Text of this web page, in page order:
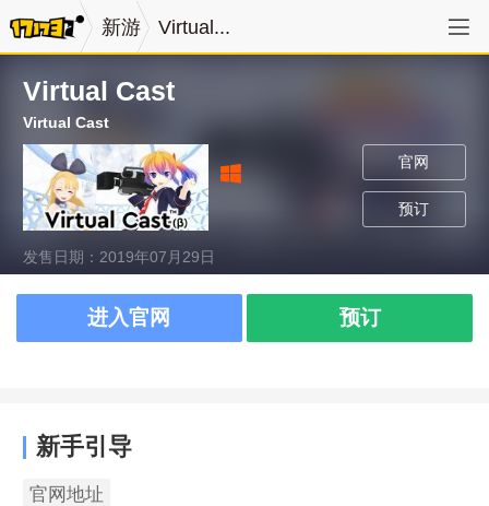
新游 Virtual...
Virtual Cast
Virtual Cast
官网
预订
发售日期：2019年07月29日
进入官网 预订
新手引导
官网地址